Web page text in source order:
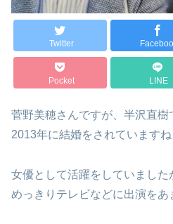
Twitter
Pocket LINE
菅野美穂さんですが、半沢直樹
2013年に結婚をされていますね
女優として活躍をしていまし
めっきりテレビなどに出演をあ